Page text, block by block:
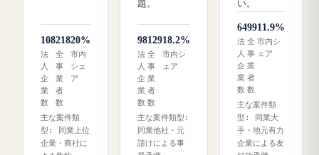
108
法
人
企
業
数
218
全
事
業
者
数
20%
市内
シェ
ア
主な案件類
型: 同業上位
企業・商社に
題。
98
法
人
企
業
数
129
全
事
業
者
数
18.2%
市内シ
ェア
主な案件類型:
同業他社・元
請けによる事
い。
64
法
人
企
業
数
99
全
事
業
者
数
11.9%
市内シ
ェア
主な案件類
型: 同業大
手・地元有力
企業による友